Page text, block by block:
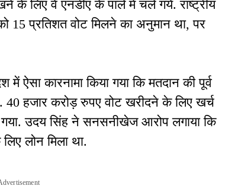
के लिए वे एनडीए के पाले में चले गये. राष्ट्रीय
15 प्रतिशत वोट मिलने का अनुमान था, पर
ऐसा कारनामा किया गया कि मतदान की पूर्व
हजार करोड़ रुपए वोट खरीदने के लिए खर्च
गया. उदय सिंह ने सनसनीखेज आरोप लगाया कि
लोन मिला था.